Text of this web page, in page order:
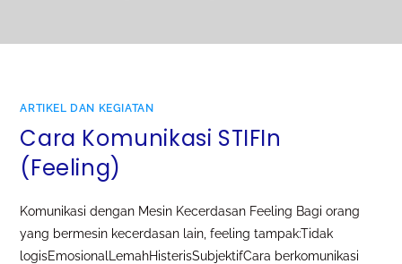
ARTIKEL DAN KEGIATAN
Cara Komunikasi STIFIn
(Feeling)
Komunikasi dengan Mesin Kecerdasan Feeling Bagi orang
yang bermesin kecerdasan lain, feeling tampak:Tidak
logisEmosionalLemahHisterisSubjektifCara berkomunikasi